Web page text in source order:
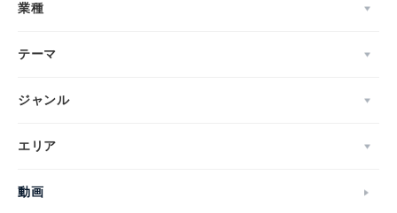
業種
テーマ
ジャンル
エリア
動画